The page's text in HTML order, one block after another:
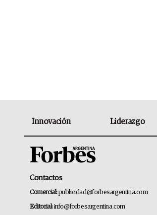
Innovación Liderazgo
Contactos
Comercial:publicidad@forbesargentina.com
Editorial:info@forbesargentina.com